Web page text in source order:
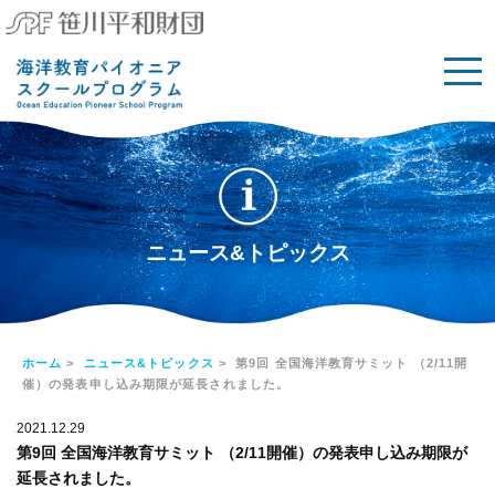
ニュース&トピックス
ホーム > ニュース&トピックス > 第9回 全国海洋教育サミット （2/11開
催）の発表申し込み期限が延長されました。
2021.12.29
第9回 全国海洋教育サミット （2/11開催）の発表申し込み期限が
延長されました。